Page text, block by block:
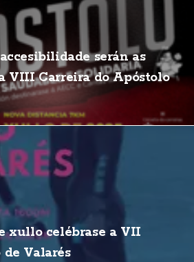
serán as
VIII Carreira do Apóstolo
xullo celébrase a VII
Valarés